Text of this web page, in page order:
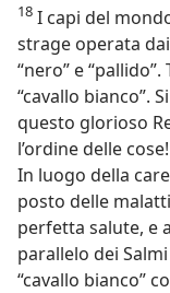
18 I capi del
strage operata
“nero” e
“cavallo bianco”.
questo glorioso
l’ordine delle
In luogo della
posto delle
perfetta salute, e
parallelo dei
“cavallo bianco”